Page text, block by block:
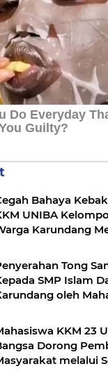
Bahaya
UNIBA
Karundang
Tong
SMP Islam
oleh
KKM 23
Dorong
melalui